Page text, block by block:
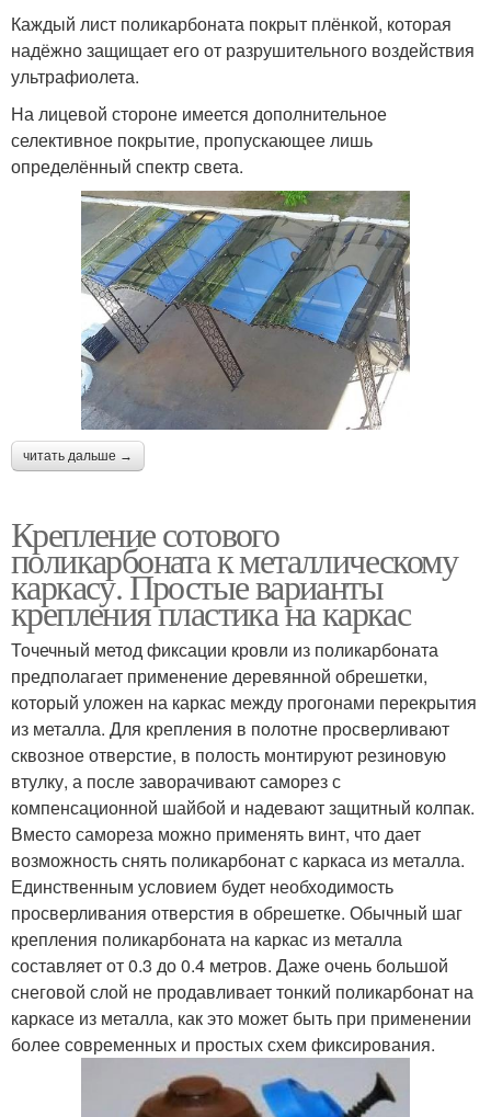
Каждый лист поликарбоната покрыт плёнкой, которая
надёжно защищает его от разрушительного воздействия
ультрафиолета.
На лицевой стороне имеется дополнительное
селективное покрытие, пропускающее лишь
определённый спектр света.
читать дальше →
Крепление сотового
поликарбоната к металлическому
каркасу. Простые варианты
крепления пластика на каркас
Точечный метод фиксации кровли из поликарбоната
предполагает применение деревянной обрешетки,
который уложен на каркас между прогонами перекрытия
из металла. Для крепления в полотне просверливают
сквозное отверстие, в полость монтируют резиновую
втулку, а после заворачивают саморез с
компенсационной шайбой и надевают защитный колпак.
Вместо самореза можно применять винт, что дает
возможность снять поликарбонат с каркаса из металла.
Единственным условием будет необходимость
просверливания отверстия в обрешетке. Обычный шаг
крепления поликарбоната на каркас из металла
составляет от 0.3 до 0.4 метров. Даже очень большой
снеговой слой не продавливает тонкий поликарбонат на
каркасе из металла, как это может быть при применении
более современных и простых схем фиксирования.